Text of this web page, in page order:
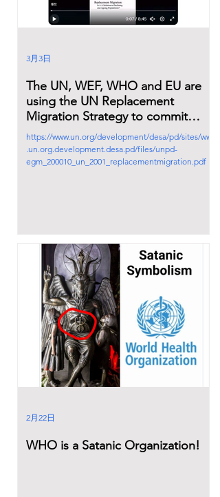
The UN, WEF, WHO and EU are
using the UN Replacement
Migration Strategy to commit
Genocide.
https://www.un.org/development/desa/pd/sites/www
.un.org.development.desa.pd/files/unpd-
egm_200010_un_2001_replacementmigration.pdf
3月3日
WHO is a Satanic Organization!
2月22日